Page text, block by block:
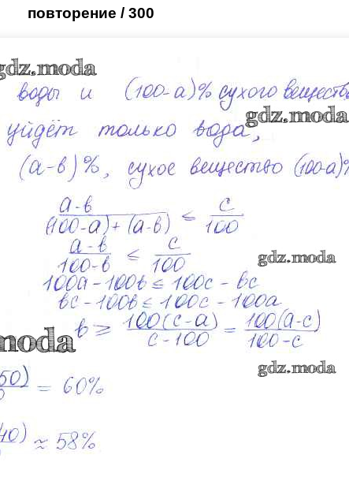
повторение / 300